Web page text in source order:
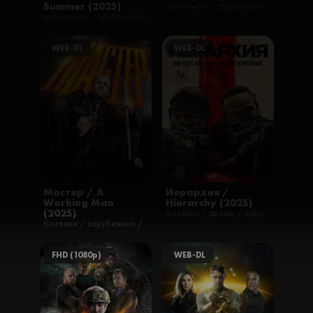
Summer (2025)
Мастер / A
Working Man
(2025)
WEB-DL
боевики / зарубежные / криминал / фильмы / детские / мистические / приключения
Иерархия /
Hierarchy (2025)
WEB-DL
FHD (1080p) WEB-DL